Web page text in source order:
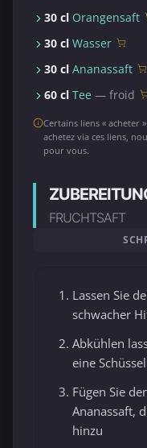
30 cl Orangensaft
30 cl Wasser
30 cl Ananassaft
60 cl Tee — froid
Certains liens « acheter
achetez via ces liens,
pour vous.
FRUCHTSAFT
Lassen Sie
schwacher
Abkühlen
eine
Fügen Sie
Ananassaft,
hinzu